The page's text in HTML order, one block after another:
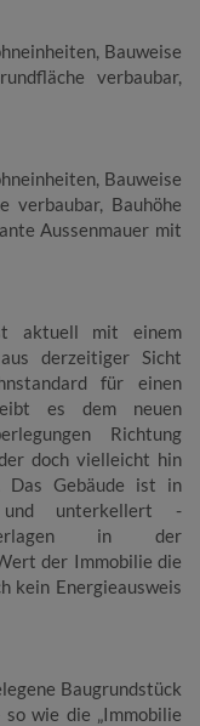
Bauweise
verbaubar,
Bauweise
Bauhöhe
Aussenmauer mit
aktuell mit einem
derzeitiger Sicht
für einen
es dem neuen
Richtung
doch vielleicht hin
Das Gebäude ist in
und unterkellert -
in der
der Immobilie die
kein Energieausweis
Baugrundstück
wie die „Immobilie